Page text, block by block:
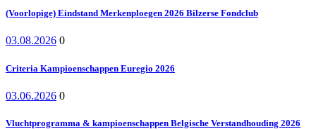
(Voorlopige) Eindstand Merkenploegen 2026 Bilzerse Fondclub
03.08.2026 0
Criteria Kampioenschappen Euregio 2026
03.06.2026 0
Vluchtprogramma & kampioenschappen Belgische Verstandhouding 2026